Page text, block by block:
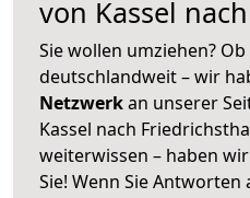
von Kassel
Sie wollen umziehen?
deutschlandweit – wir
Netzwerkan unserer
Kassel nach
weiterwissen – haben
Sie! Wenn Sie